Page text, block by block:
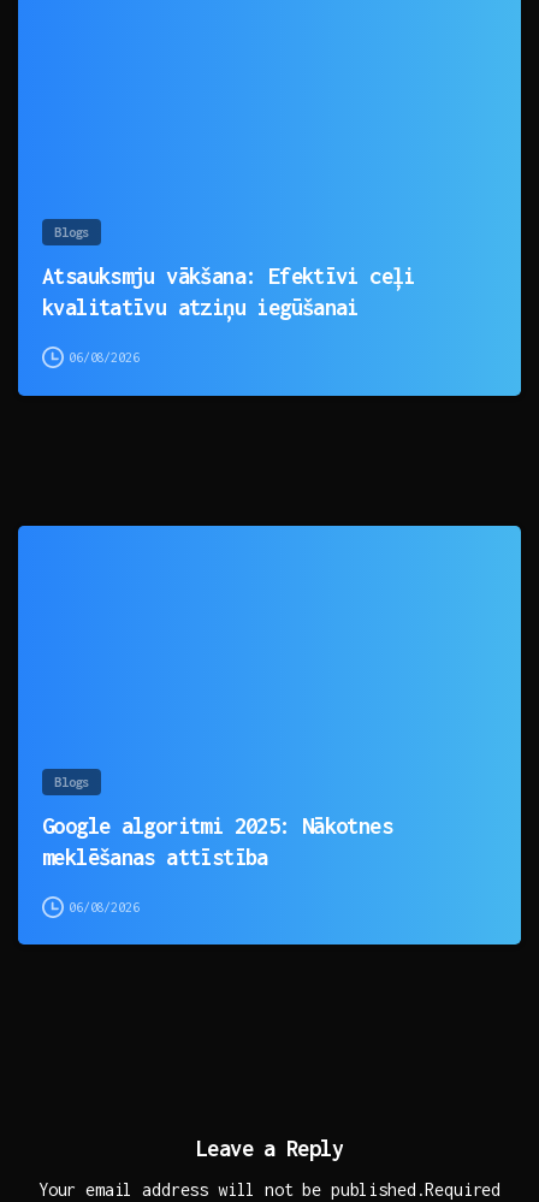
Blogs
Atsauksmju vākšana: Efektīvi ceļi
kvalitatīvu atziņu iegūšanai
06/08/2026
Blogs
Google algoritmi 2025: Nākotnes
meklēšanas attīstība
06/08/2026
Leave a Reply
Your email address will not be published.Required